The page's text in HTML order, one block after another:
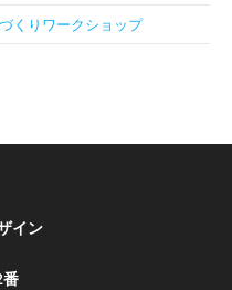
くりワークショップ
イン